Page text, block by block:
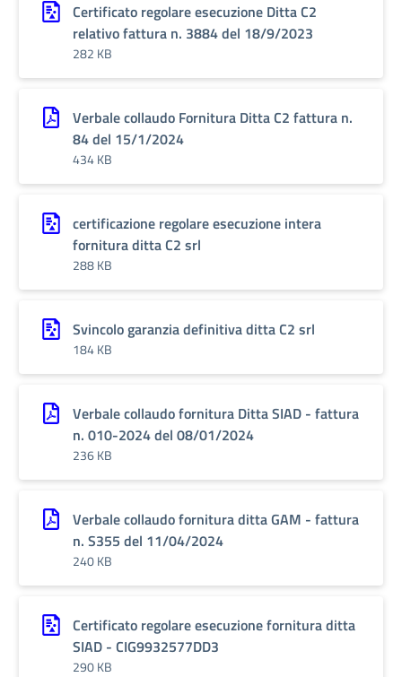
Certificato regolare esecuzione Ditta C2
relativo fattura n. 3884 del 18/9/2023
282 KB
Verbale collaudo Fornitura Ditta C2 fattura n.
84 del 15/1/2024
434 KB
certificazione regolare esecuzione intera
fornitura ditta C2 srl
288 KB
Svincolo garanzia definitiva ditta C2 srl
184 KB
Verbale collaudo fornitura Ditta SIAD - fattura
n. 010-2024 del 08/01/2024
236 KB
Verbale collaudo fornitura ditta GAM - fattura
n. S355 del 11/04/2024
240 KB
Certificato regolare esecuzione fornitura ditta
SIAD - CIG9932577DD3
290 KB